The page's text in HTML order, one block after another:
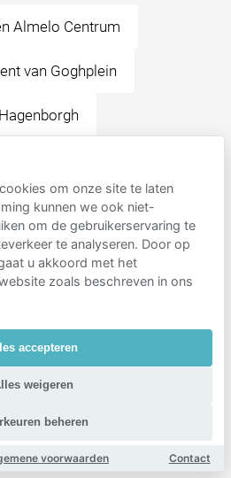
Almelo Centrum
van Goghplein
Hagenborgh
Koornmarkt
B.V.
Schelfhorstpark
om onze site te laten
kunnen we ook niet-
om de gebruikerservaring te
te analyseren. Door op
u akkoord met het
zoals beschreven in ons
accepteren
weigeren
beheren
voorwaarden Contact